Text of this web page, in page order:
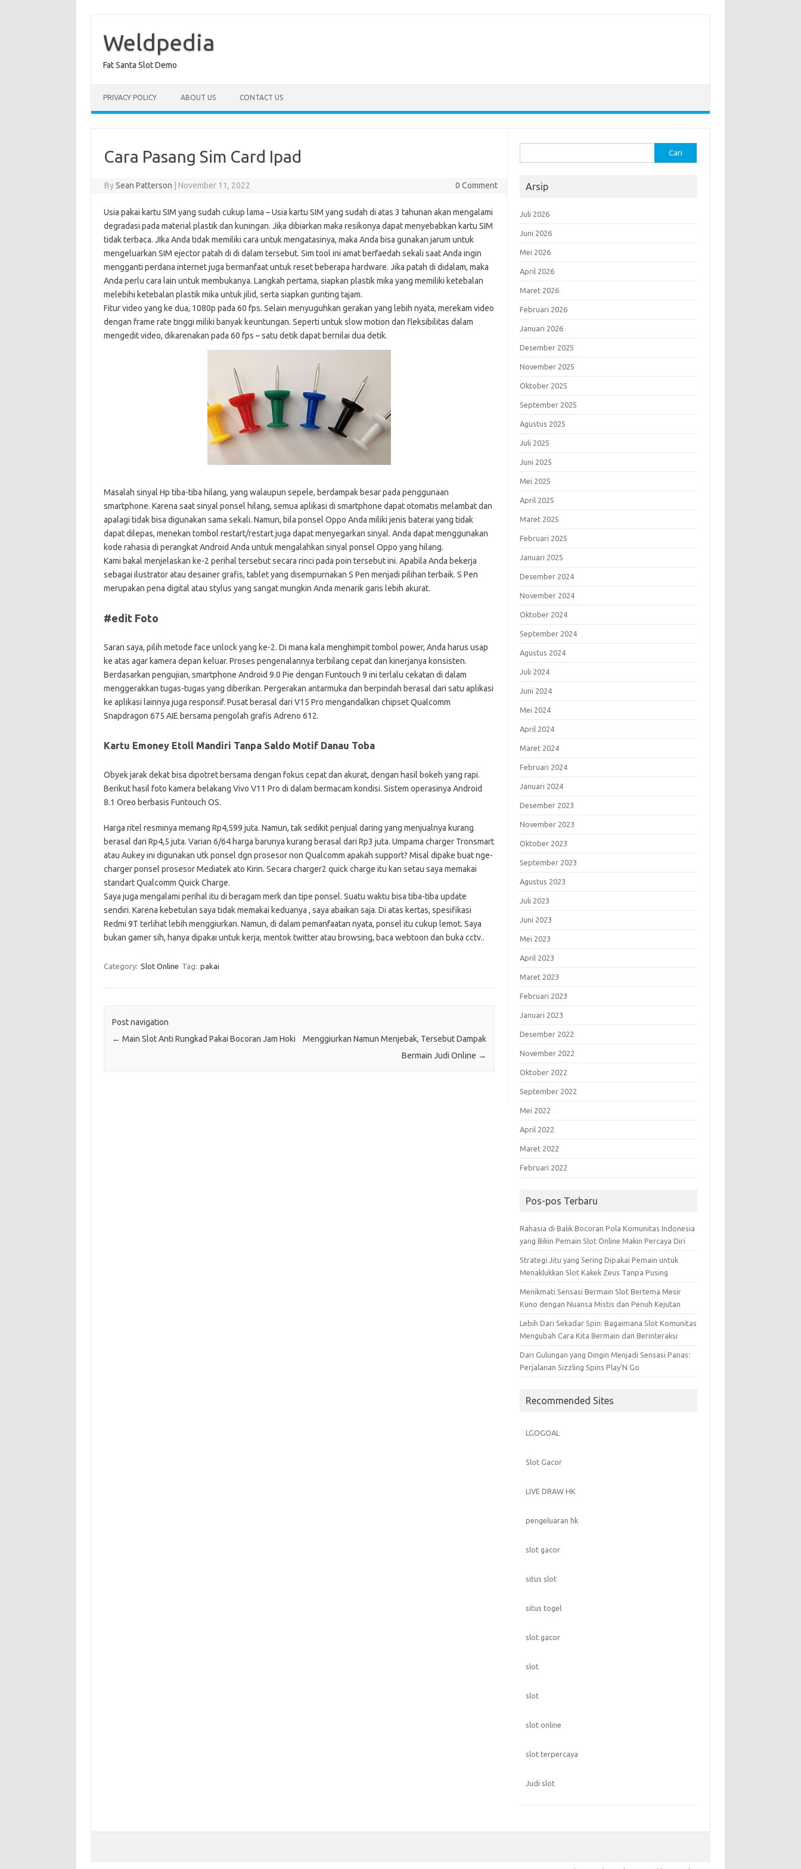
contentWeldpedia
Fat Santa Slot Demo
PRIVACY POLICY ABOUT US CONTACT US
Cara Pasang Sim Card Ipad
BySean Patterson November 11, 2022 0 Comment
­Usia pakai kartu SIM yang sudah cukup lama – Usia kartu SIM yang sudah di atas 3 tahunan akan mengalami
degradasi pada material plastik dan kuningan. Jika dibiarkan maka resikonya dapat menyebabkan kartu SIM
tidak terbaca. JIka Anda tidak memiliki cara untuk mengatasinya, maka Anda bisa gunakan jarum untuk
mengeluarkan SIM ejector patah di di dalam tersebut. Sim tool ini amat berfaedah sekali saat Anda ingin
mengganti perdana internet juga bermanfaat untuk reset beberapa hardware. Jika patah di didalam, maka
Anda perlu cara lain untuk membukanya. Langkah pertama, siapkan plastik mika yang memiliki ketebalan
melebihi ketebalan plastik mika untuk jilid, serta siapkan gunting tajam.
Fitur video yang ke dua, 1080p pada 60 fps. Selain menyuguhkan gerakan yang lebih nyata, merekam video
dengan frame rate tinggi miliki banyak keuntungan. Seperti untuk slow motion dan fleksibilitas dalam
mengedit video, dikarenakan pada 60 fps – satu detik dapat bernilai dua detik.
Masalah sinyal Hp tiba-tiba hilang, yang walaupun sepele, berdampak besar pada penggunaan
smartphone. Karena saat sinyal ponsel hilang, semua aplikasi di smartphone dapat otomatis melambat dan
apalagi tidak bisa digunakan sama sekali. Namun, bila ponsel Oppo Anda miliki jenis baterai yang tidak
dapat dilepas, menekan tombol restart/restart juga dapat menyegarkan sinyal. Anda dapat menggunakan
kode rahasia di perangkat Android Anda untuk mengalahkan sinyal ponsel Oppo yang hilang.
Kami bakal menjelaskan ke-2 perihal tersebut secara rinci pada poin tersebut ini. Apabila Anda bekerja
sebagai ilustrator atau desainer grafis, tablet yang disempurnakan S Pen menjadi pilihan terbaik. S Pen
merupakan pena digital atau stylus yang sangat mungkin Anda menarik garis lebih akurat.
#edit Foto
Saran saya, pilih metode face unlock yang ke-2. Di mana kala menghimpit tombol power, Anda harus usap
ke atas agar kamera depan keluar. Proses pengenalannya terbilang cepat dan kinerjanya konsisten.
Berdasarkan pengujian, smartphone Android 9.0 Pie dengan Funtouch 9 ini terlalu cekatan di dalam
menggerakkan tugas-tugas yang diberikan. Pergerakan antarmuka dan berpindah berasal dari satu aplikasi
ke aplikasi lainnya juga responsif. Pusat berasal dari V15 Pro mengandalkan chipset Qualcomm
Snapdragon 675 AIE bersama pengolah grafis Adreno 612.
Kartu Emoney Etoll Mandiri Tanpa Saldo Motif Danau Toba
Obyek jarak dekat bisa dipotret bersama dengan fokus cepat dan akurat, dengan hasil bokeh yang rapi.
Berikut hasil foto kamera belakang Vivo V11 Pro di dalam bermacam kondisi. Sistem operasinya Android
8.1 Oreo berbasis Funtouch OS.
Harga ritel resminya memang Rp4,599 juta. Namun, tak sedikit penjual daring yang menjualnya kurang
berasal dari Rp4,5 juta. Varian 6/64 harga barunya kurang berasal dari Rp3 juta. Umpama charger Tronsmart
atau Aukey ini digunakan utk ponsel dgn prosesor non Qualcomm apakah support? Misal dipake buat nge-
charger ponsel prosesor Mediatek ato Kirin. Secara charger2 quick charge itu kan setau saya memakai
standart Qualcomm Quick Charge.
Saya juga mengalami perihal itu di beragam merk dan tipe ponsel. Suatu waktu bisa tiba-tiba update
sendiri. Karena kebetulan saya tidak memakai keduanya , saya abaikan saja. Di atas kertas, spesifikasi
Redmi 9T terlihat lebih menggiurkan. Namun, di dalam pemanfaatan nyata, ponsel itu cukup lemot. Saya
bukan gamer sih, hanya dipakai untuk kerja, mentok twitter atau browsing, baca webtoon dan buka cctv..
Category: Slot Online Tag: pakai
Post navigation
← Main Slot Anti Rungkad Pakai Bocoran Jam Hoki
Menggiurkan Namun Menjebak, Tersebut Dampak
Bermain Judi Online →
untuk:
Arsip
Juli 2026
Juni 2026
Mei 2026
April 2026
Maret 2026
Februari 2026
Januari 2026
Desember 2025
November 2025
Oktober 2025
September 2025
Agustus 2025
Juli 2025
Juni 2025
Mei 2025
April 2025
Maret 2025
Februari 2025
Januari 2025
Desember 2024
November 2024
Oktober 2024
September 2024
Agustus 2024
Juli 2024
Juni 2024
Mei 2024
April 2024
Maret 2024
Februari 2024
Januari 2024
Desember 2023
November 2023
Oktober 2023
September 2023
Agustus 2023
Juli 2023
Juni 2023
Mei 2023
April 2023
Maret 2023
Februari 2023
Januari 2023
Desember 2022
November 2022
Oktober 2022
September 2022
Mei 2022
April 2022
Maret 2022
Februari 2022
Pos-pos Terbaru
Rahasia di Balik Bocoran Pola Komunitas Indonesia
yang Bikin Pemain Slot Online Makin Percaya Diri
Strategi Jitu yang Sering Dipakai Pemain untuk
Menaklukkan Slot Kakek Zeus Tanpa Pusing
Menikmati Sensasi Bermain Slot Bertema Mesir
Kuno dengan Nuansa Mistis dan Penuh Kejutan
Lebih Dari Sekadar Spin: Bagaimana Slot Komunitas
Mengubah Cara Kita Bermain dan Berinteraksi
Dari Gulungan yang Dingin Menjadi Sensasi Panas:
Perjalanan Sizzling Spins Play’N Go
Recommended Sites
LGOGOAL
Slot Gacor
LIVE DRAW HK
pengeluaran hk
slot gacor
situs slot
situs togel
slot gacor
slot
slot
slot online
slot terpercaya
Judi slot